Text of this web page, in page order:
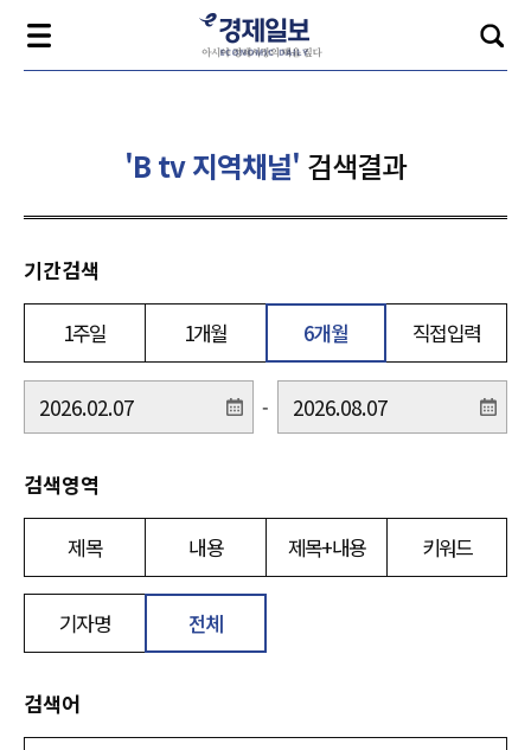
'B tv 지역채널' 검색결과
기간검색
1주일 1개월 6개월 직접입력
-
검색영역
제목 내용 제목+내용 키워드
기자명 전체
검색어